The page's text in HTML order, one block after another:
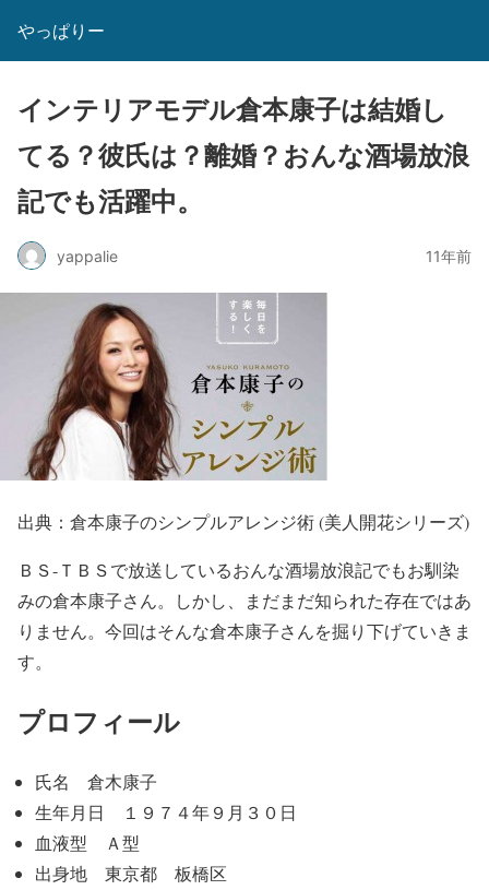
やっぱりー
インテリアモデル倉本康子は結婚し
てる？彼氏は？離婚？おんな酒場放浪
記でも活躍中。
yappalie 11年前
出典：倉本康子のシンプルアレンジ術 (美人開花シリーズ)
ＢＳ-ＴＢＳで放送しているおんな酒場放浪記でもお馴染
みの倉本康子さん。しかし、まだまだ知られた存在ではあ
りません。今回はそんな倉本康子さんを掘り下げていきま
す。
プロフィール
氏名 倉木康子
生年月日 １９７４年９月３０日
血液型 Ａ型
出身地 東京都 板橋区